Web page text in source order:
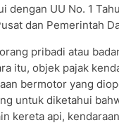
dengan UU No. 1
dan Pemerintah
pribadi atau
itu, objek pajak
bermotor yang
untuk diketahui
kereta api,